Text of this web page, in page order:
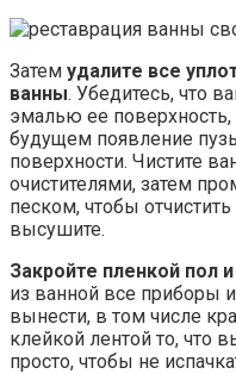
Затем удалите все
ванны. Убедитесь, что
эмалью ее
будущем появление
поверхности. Чистите
очистителями, затем
песком, чтобы
высушите.
Закройте пленкой пол
из ванной все приборы
вынести, в том числе
клейкой лентой то, что
просто, чтобы не